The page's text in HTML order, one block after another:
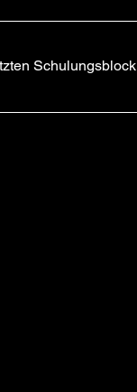
Schulungsblock